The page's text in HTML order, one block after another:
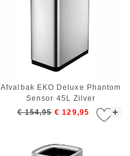
+
Afvalbak EKO Deluxe Phantom
Sensor 45L Zilver
€ 154,95 € 129,95